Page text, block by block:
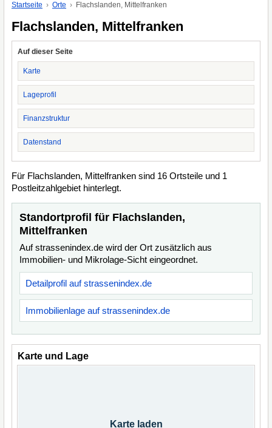
Startseite Orte Flachslanden, Mittelfranken
Flachslanden, Mittelfranken
Auf dieser Seite
Karte
Lageprofil
Finanzstruktur
Datenstand
Für Flachslanden, Mittelfranken sind 16 Ortsteile und 1
Postleitzahlgebiet hinterlegt.
Standortprofil für Flachslanden,
Mittelfranken
Auf strassenindex.de wird der Ort zusätzlich aus
Immobilien- und Mikrolage-Sicht eingeordnet.
Detailprofil auf strassenindex.de
Immobilienlage auf strassenindex.de
Karte und Lage
Karte laden